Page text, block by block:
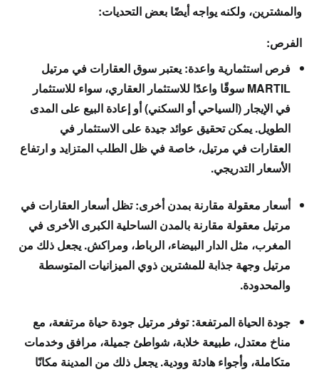
والمشترين، ولكنه يواجه أيضًا بعض التحديات:
الفرص:
فرص استثمارية واعدة: يعتبر سوق العقارات في مرتيل
MARTIL سوقًا واعدًا للاستثمار العقاري، سواء للاستثمار
في الإيجار (السياحي أو السكني) أو إعادة البيع على المدى
الطويل. يمكن تحقيق عوائد جيدة على الاستثمار في
العقارات في مرتيل، خاصة في ظل الطلب المتزايد و ارتفاع
الأسعار التدريجي.
أسعار معقولة مقارنة بمدن أخرى: تظل أسعار العقارات في
مرتيل معقولة مقارنة بالمدن الساحلية الكبرى الأخرى في
المغرب، مثل الدار البيضاء، الرباط، ومراكش. يجعل ذلك من
مرتيل وجهة جذابة للمشترين ذوي الميزانيات المتوسطة
والمحدودة.
جودة الحياة المرتفعة: توفر مرتيل جودة حياة مرتفعة، مع
مناخ معتدل، طبيعة خلابة، شواطئ جميلة، مرافق وخدمات
متكاملة، وأجواء هادئة وودية. يجعل ذلك من المدينة مكانًا